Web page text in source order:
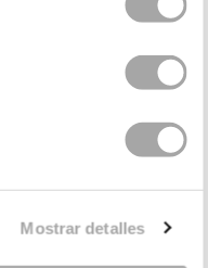
Mostrar detalles